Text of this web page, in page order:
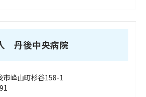
丹後中央病院
市峰山町杉谷158-1